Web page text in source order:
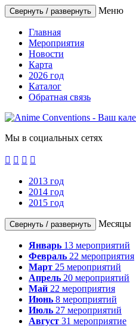
Свернуть / развернуть Меню
Главная
Мероприятия
Новости
Карта
2026 год
Каталог
Обратная связь
Мы в социальных сетях
   
2013 год
2014 год
2015 год
Свернуть / развернуть Месяцы
Январь 13 мероприятий
Февраль 22 мероприятия
Март 25 мероприятий
Апрель 20 мероприятий
Май 22 мероприятия
Июнь 8 мероприятий
Июль 27 мероприятий
Август 31 мероприятие